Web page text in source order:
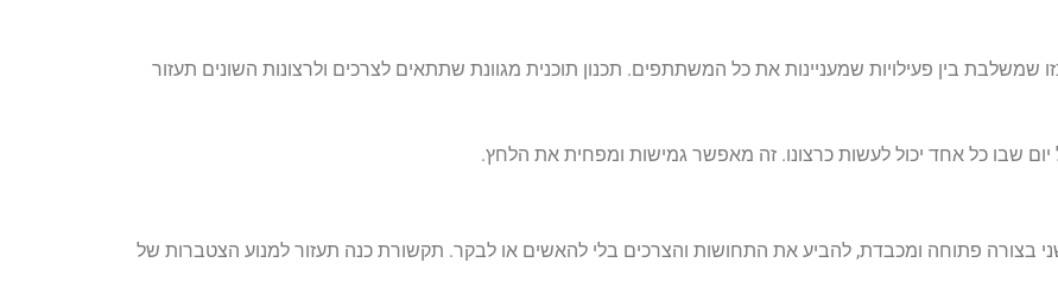
שמשלבת בין פעילויות שמעניינות את כל המשתתפים. תכנון תוכנית מגוונת שתתאים לצרכים ולרצונות השונים תעזור
יום שבו כל אחד יכול לעשות כרצונו. זה מאפשר גמישות ומפחית את הלחץ.
בצורה פתוחה ומכבדת, להביע את התחושות והצרכים בלי להאשים או לבקר. תקשורת כנה תעזור למנוע הצטברות של